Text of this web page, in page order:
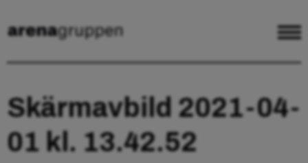
Skärmavbild 2021-04-
01 kl. 13.42.52